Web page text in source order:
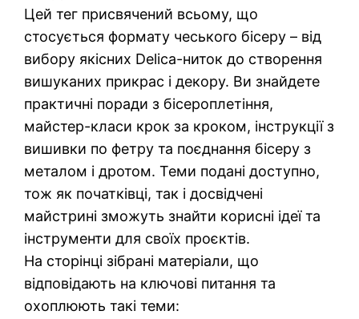
Цей тег присвячений всьому, що
стосується формату чеського бісеру – від
вибору якісних Delica-ниток до створення
вишуканих прикрас і декору. Ви знайдете
практичні поради з бісероплетіння,
майстер-класи крок за кроком, інструкції з
вишивки по фетру та поєднання бісеру з
металом і дротом. Теми подані доступно,
тож як початківці, так і досвідчені
майстрині зможуть знайти корисні ідеї та
інструменти для своїх проєктів.
На сторінці зібрані матеріали, що
відповідають на ключові питання та
охоплюють такі теми: